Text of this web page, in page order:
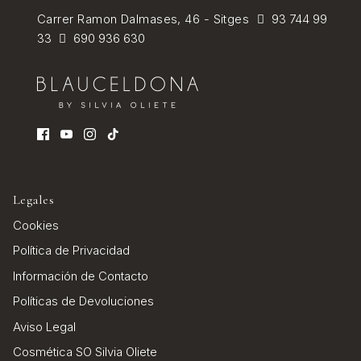
Carrer Ramon Dalmases, 46 - Sitges
93 744 99
33
690 936 630
Legales
Cookies
Política de Privacidad
Información de Contacto
Políticas de Devoluciones
Aviso Legal
Cosmética SO Silvia Oliete